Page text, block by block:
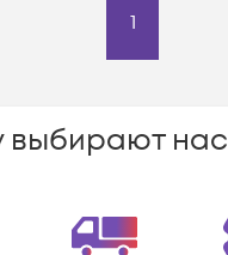
1
выбирают нас